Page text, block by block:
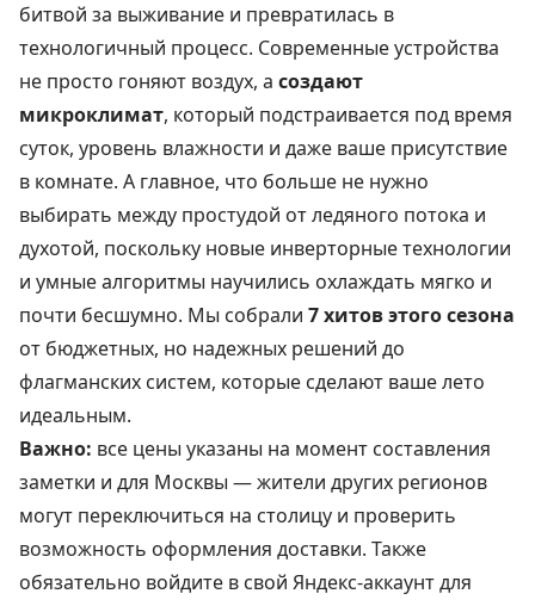
битвой за выживание и превратилась в
технологичный процесс. Современные устройства
не просто гоняют воздух, а создают
микроклимат, который подстраивается под время
суток, уровень влажности и даже ваше присутствие
в комнате. А главное, что больше не нужно
выбирать между простудой от ледяного потока и
духотой, поскольку новые инверторные технологии
и умные алгоритмы научились охлаждать мягко и
почти бесшумно. Мы собрали 7 хитов этого сезона
от бюджетных, но надежных решений до
флагманских систем, которые сделают ваше лето
идеальным.
Важно: все цены указаны на момент составления
заметки и для Москвы — жители других регионов
могут переключиться на столицу и проверить
возможность оформления доставки. Также
обязательно войдите в свой Яндекс-аккаунт для